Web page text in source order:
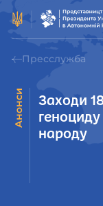
Пресслужба
Анонси
Заходи
народу